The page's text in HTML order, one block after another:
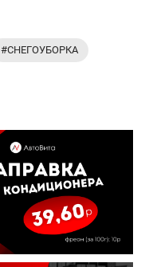
#СНЕГОУБОРКА